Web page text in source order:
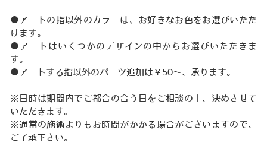
●アートの指以外のカラーは、お好きなお色をお選びいただ
けます。
●アートはいくつかのデザインの中からお選びいただきま
す。
●アートする指以外のパーツ追加は￥50～、承ります。
※日時は期間内でご都合の合う日をご相談の上、決めさせて
いただきます。
※通常の施術よりもお時間がかかる場合がございますので、
ご了承下さい。